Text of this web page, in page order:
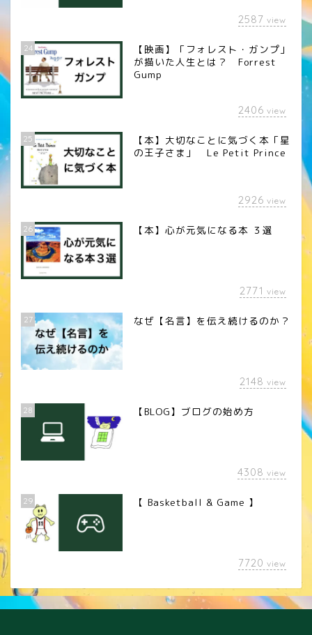
2587 view
24
【映画】「フォレスト・ガンプ」
が描いた人生とは？ Forrest
Gump
2406 view
25
【本】大切なことに気づく本「星
の王子さま」 Le Petit Prince
2926 view
26 【本】心が元気になる本 ３選
2771 view
27 なぜ【名言】を伝え続けるのか？
2148 view
28 【BLOG】ブログの始め方
4308 view
29 【 Basketball & Game 】
7720 view
カメラレンズ
YouTube